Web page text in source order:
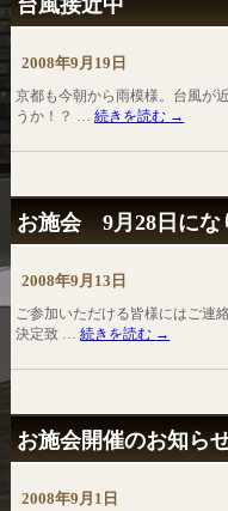
台風接近中
2008年9月19日
京都も今朝から雨模様。台風が
うか！？ …続きを読む →
お施会 9月28日にな
2008年9月13日
ご参加いただける皆様にはご連
決定致 …続きを読む →
お施会開催のお知ら
2008年9月1日